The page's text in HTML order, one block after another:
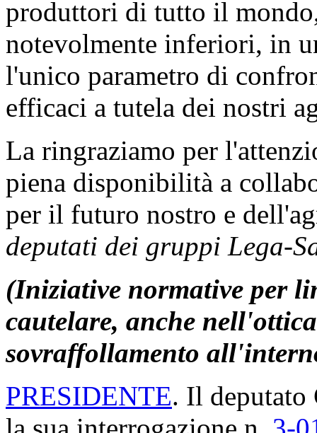
produttori di tutto il
notevolmente inferiori, in
l'unico parametro di
efficaci a tutela dei nostri
La ringraziamo per
piena disponibilità a
per il futuro nostro e
deputati dei gruppi Lega-
(Iniziative normative per
cautelare, anche
sovraffollamento
PRESIDENTE. Il deputato